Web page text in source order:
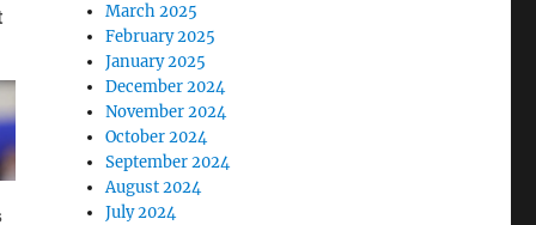
March 2025
February 2025
January 2025
December 2024
November 2024
October 2024
September 2024
August 2024
July 2024